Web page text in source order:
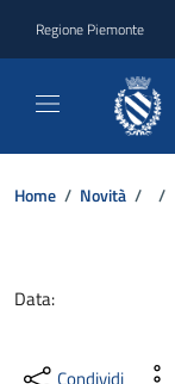
Regione Piemonte
Home / Novità / /
Data: